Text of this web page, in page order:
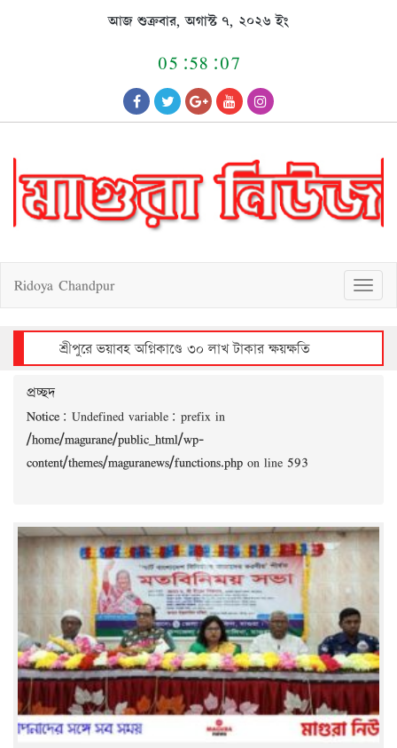
আজ শুক্রবার, অগাস্ট ৭, ২০২৬ ইং
05:58:07
T
o
g
g
l
a
t
Ridoya Chandpur
শ্রীপুরে ভয়াবহ অগ্নিকাণ্ডে ৩০ লাখ টাকার ক্ষয়ক্ষতি
প্রচ্ছদ
Notice : Undefined variable: prefix in
/home/magurane/public_html/wp-
content/themes/maguranews/functions.php on line 593